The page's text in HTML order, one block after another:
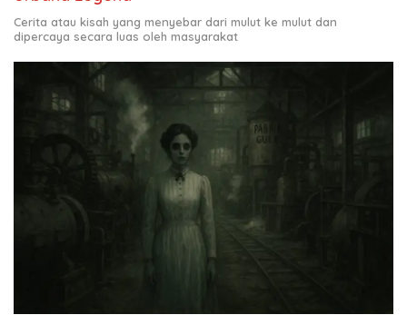
Cerita atau kisah yang menyebar dari mulut ke mulut dan
dipercaya secara luas oleh masyarakat